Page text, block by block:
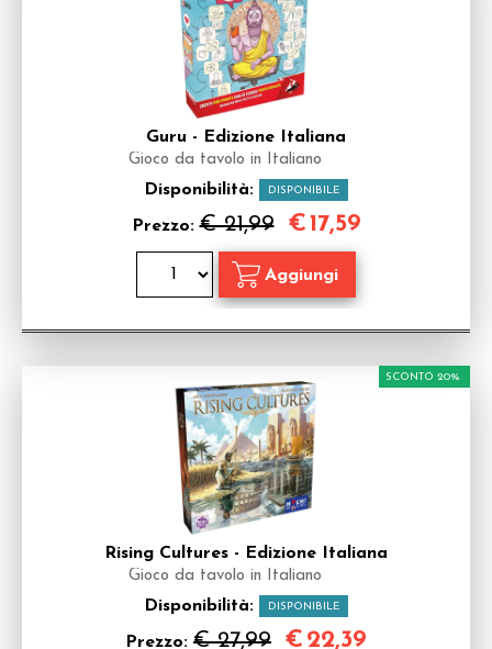
Guru - Edizione Italiana
Gioco da tavolo in Italiano
Disponibilità: DISPONIBILE
Prezzo:€ 21,99 €17,59
Rising Cultures - Edizione Italiana
Gioco da tavolo in Italiano
Disponibilità: DISPONIBILE
Prezzo: € 27,99
SCONTO 20%
€ 22,39